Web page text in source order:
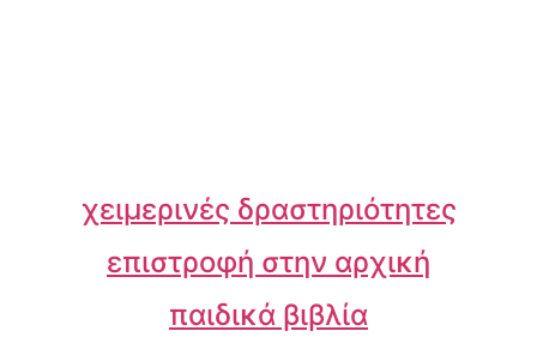
χειμερινές δραστηριότητες
επιστροφή στην αρχική
παιδικά βιβλία